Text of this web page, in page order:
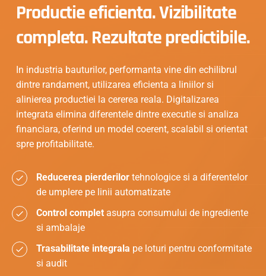
Productie eficienta. Vizibilitate
completa. Rezultate predictibile.
In industria bauturilor, performanta vine din echilibrul
dintre randament, utilizarea eficienta a liniilor si
alinierea productiei la cererea reala. Digitalizarea
integrata elimina diferentele dintre executie si analiza
financiara, oferind un model coerent, scalabil si orientat
spre profitabilitate.
Reducerea pierderilor tehnologice si a diferentelor
de umplere pe linii automatizate
Control complet asupra consumului de ingrediente
si ambalaje
Trasabilitate integrala pe loturi pentru conformitate
si audit